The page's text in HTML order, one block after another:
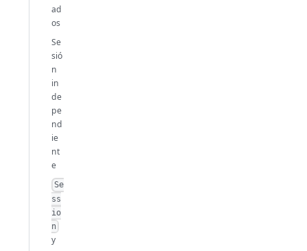
ad
os
Se
sió
n
in
de
pe
nd
ie
nt
e
Se
ss
io
n
y